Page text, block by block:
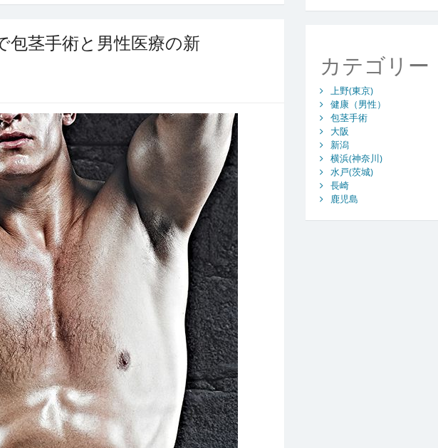
包茎手術と男性医療の新
カテゴリー
上野(東京)
健康（男性）
包茎手術
大阪
新潟
横浜(神奈川)
水戸(茨城)
長崎
鹿児島